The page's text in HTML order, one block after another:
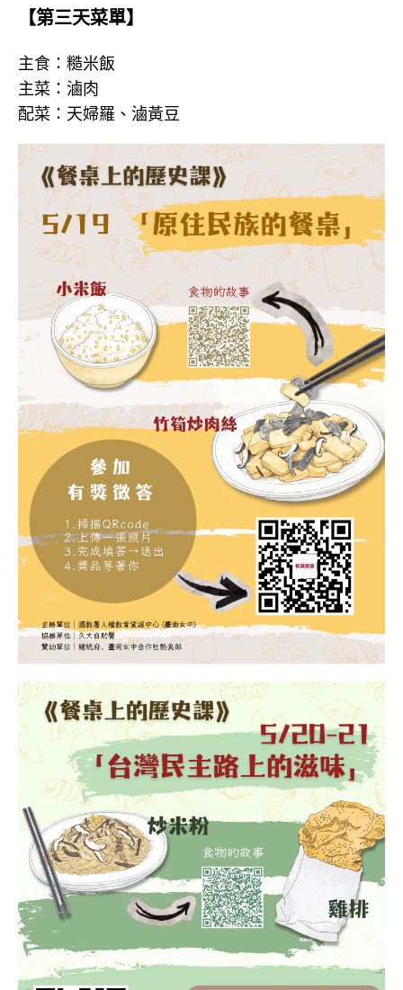
【第三天菜單】
主食：糙米飯
主菜：滷肉
配菜：天婦羅、滷黃豆